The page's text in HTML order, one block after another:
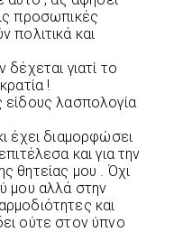
προσωπικές
πολιτικά και
γιατί το
!
είδους λασπολογία
έχει διαμορφώσει
και για την
θητείας μου . Όχι
μου αλλά στην
και
ούτε στον ύπνο